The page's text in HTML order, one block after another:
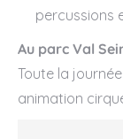
percussions
Au parc Val
Toute la
animation